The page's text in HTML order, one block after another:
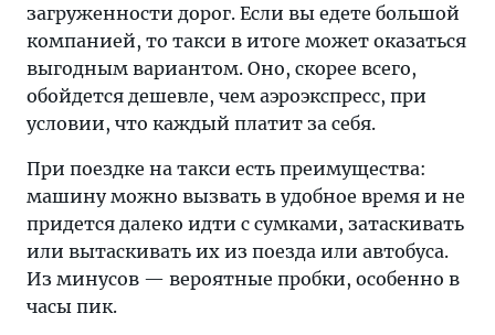
загруженности дорог. Если вы едете большой
компанией, то такси в итоге может оказаться
выгодным вариантом. Оно, скорее всего,
обойдется дешевле, чем аэроэкспресс, при
условии, что каждый платит за себя.
При поездке на такси есть преимущества:
машину можно вызвать в удобное время и не
придется далеко идти с сумками, затаскивать
или вытаскивать их из поезда или автобуса.
Из минусов — вероятные пробки, особенно в
часы пик.